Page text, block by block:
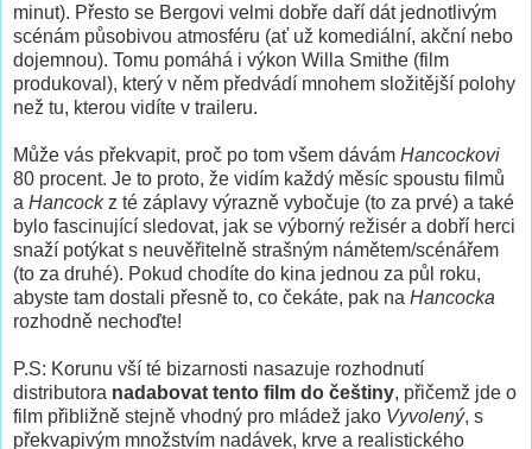
minut). Přesto se Bergovi velmi dobře daří dát jednotlivým
scénám působivou atmosféru (ať už komediální, akční nebo
dojemnou). Tomu pomáhá i výkon Willa Smithe (film
produkoval), který v něm předvádí mnohem složitější polohy
než tu, kterou vidíte v traileru.
Může vás překvapit, proč po tom všem dávám Hancockovi
80 procent. Je to proto, že vidím každý měsíc spoustu filmů
a Hancockz té záplavy výrazně vybočuje (to za prvé) a také
bylo fascinující sledovat, jak se výborný režisér a dobří herci
snaží potýkat s neuvěřitelně strašným námětem/scénářem
(to za druhé). Pokud chodíte do kina jednou za půl roku,
abyste tam dostali přesně to, co čekáte, pak na Hancocka
rozhodně nechoďte!
P.S: Korunu vší té bizarnosti nasazuje rozhodnutí
distributora nadabovat tento film do češtiny, přičemž jde o
film přibližně stejně vhodný pro mládež jako Vyvolený, s
překvapivým množstvím nadávek, krve a realistického